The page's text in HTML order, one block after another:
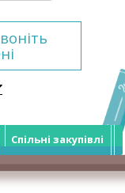
Спільні закупівлі